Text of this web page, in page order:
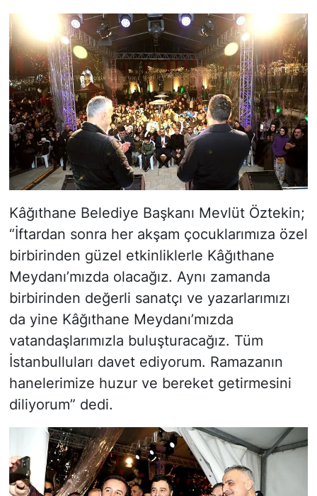
Kâğıthane Belediye Başkanı Mevlüt Öztekin;
“İftardan sonra her akşam çocuklarımıza özel
birbirinden güzel etkinliklerle Kâğıthane
Meydanı’mızda olacağız. Aynı zamanda
birbirinden değerli sanatçı ve yazarlarımızı
da yine Kâğıthane Meydanı’mızda
vatandaşlarımızla buluşturacağız. Tüm
İstanbulluları davet ediyorum. Ramazanın
hanelerimize huzur ve bereket getirmesini
diliyorum” dedi.